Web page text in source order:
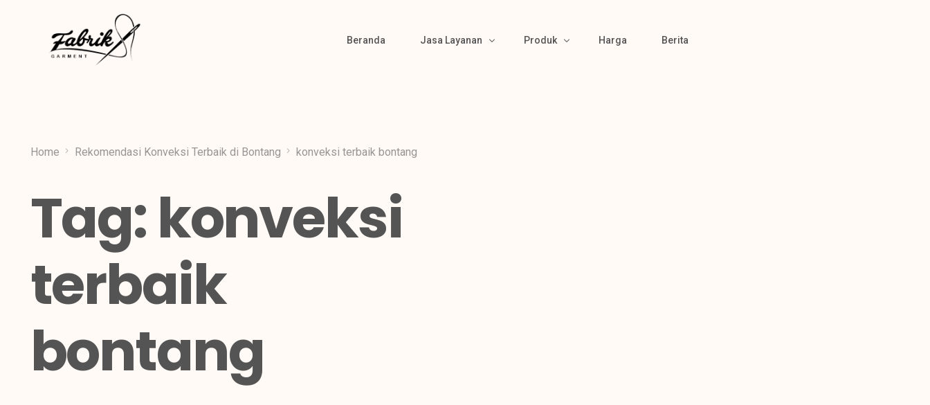
Beranda Jasa Layanan Produk Harga Berita
Home Rekomendasi Konveksi Terbaik di Bontang konveksi terbaik bontang
Tag:konveksi
terbaik
bontang